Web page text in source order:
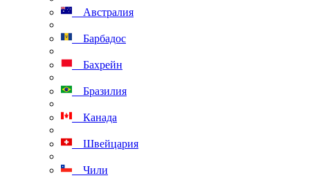
Австралия
Барбадос
Бахрейн
Бразилия
Канада
Швейцария
Чили